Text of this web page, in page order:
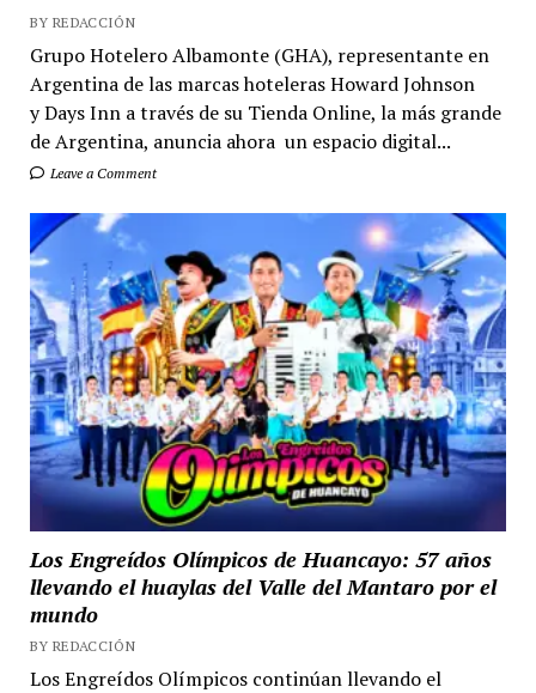
BY REDACCIÓN
Grupo Hotelero Albamonte (GHA), representante en
Argentina de las marcas hoteleras Howard Johnson
y Days Inn a través de su Tienda Online, la más grande
de Argentina, anuncia ahora un espacio digital...
Leave a Comment
Los Engreídos Olímpicos de Huancayo: 57 años
llevando el huaylas del Valle del Mantaro por el
mundo
BY REDACCIÓN
Los Engreídos Olímpicos continúan llevando el